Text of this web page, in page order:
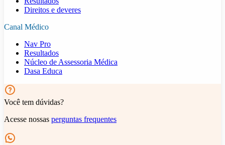
Direitos e deveres
Canal Médico
Nav Pro
Resultados
Núcleo de Assessoria Médica
Dasa Educa
Você tem dúvidas?
Acesse nossas perguntas frequentes